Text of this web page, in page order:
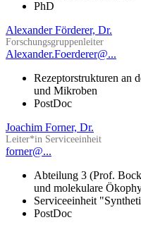
PhD
Alexander Förderer, Dr.
Forschungsgruppenleiter
Alexander.Foerderer@...
Rezeptorstrukturen an
und Mikroben
PostDoc
Joachim Forner, Dr.
Leiter*in Serviceeinheit
forner@...
Abteilung 3 (Prof.
und molekulare
Serviceeinheit
PostDoc